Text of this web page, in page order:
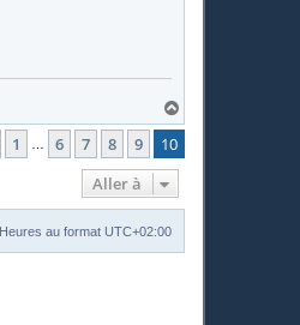
a
t
10 sur 10
Précédente
1 … 6 7 8 9 10
Aller à
Heures au format UTC+02:00